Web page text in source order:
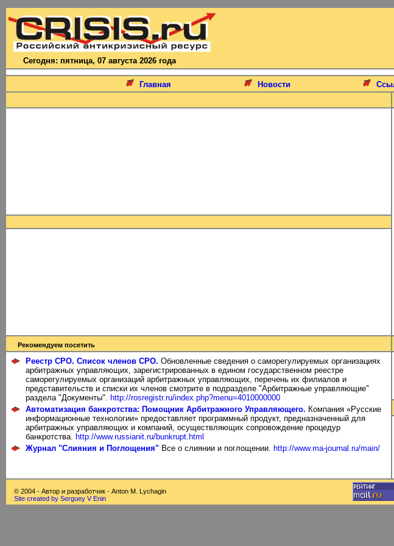
Сегодня: пятница, 07 августа 2026 года
Главная Новости
Рекомендуем посетить
Реестр СРО. Список членов СРО. Обновленные сведения о саморегулируемых организациях
арбитражных управляющих, зарегистрированных в едином государственном реестре
саморегулируемых организаций арбитражных управляющих, перечень их филиалов и
представительств и списки их членов смотрите в подразделе "Арбитражные управляющие"
раздела "Документы". http://rosregistr.ru/index.php?menu=4010000000
Автоматизация банкротства: Помощник Арбитражного Управляющего. Компания «Русские
информационные технологии» предоставляет программный продукт, предназначенный для
арбитражных управляющих и компаний, осуществляющих сопровождение процедур
банкротства. http://www.russianit.ru/bunkrupt.html
Журнал "Слияния и Поглощения" Все о слиянии и поглощении. http://www.ma-journal.ru/main/
© 2004 - Автор и разработчик - Anton M. Lychagin
Site created by Serguey V Enin